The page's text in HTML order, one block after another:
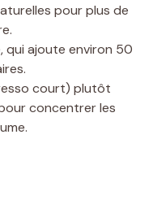
pour plus de
qui ajoute environ 50
court) plutôt
concentrer les